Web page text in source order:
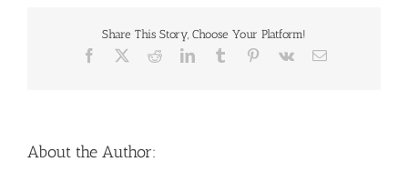
Share This Story, Choose Your Platform!
Facebook RedditLinkedInTumblr Pinterest
Vk Email
About the Author: